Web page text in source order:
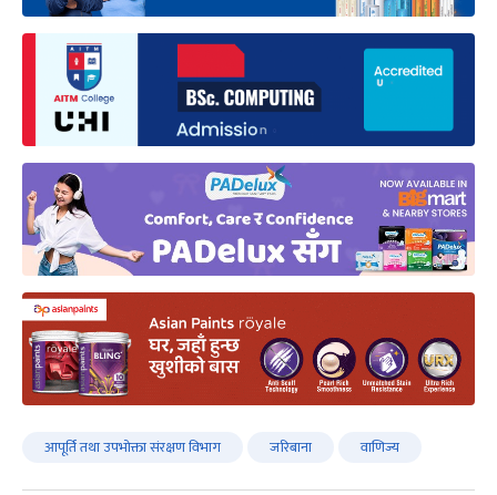
आपूर्ति तथा उपभोक्ता संरक्षण विभाग जरिबाना वाणिज्य